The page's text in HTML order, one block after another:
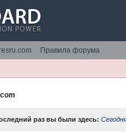
Правила форума
раз вы были здесь: